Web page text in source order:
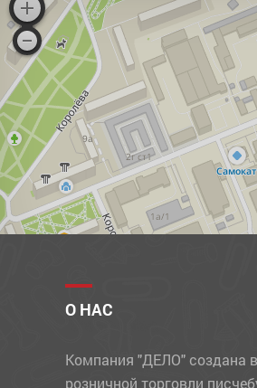
МЕЛКИЕ
НАБОРЫ ДЕТСКИЕ
НАБОРЫ ОФИСНЫЕ
НАКЛЕЙКИ
НОВОГОДНИЕ ТОВАРЫ
НОЖИ
НОЖНИЦЫ
ПАПКИ
О НАС
Компания "ДЕЛО" создана
розничной торговли